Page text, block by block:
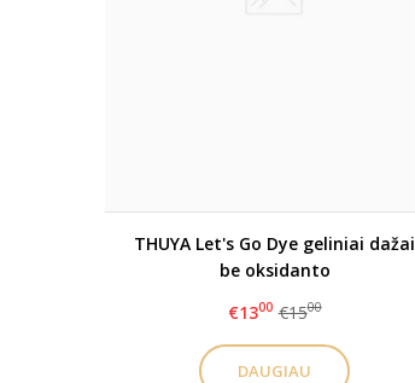
THUYA Let's Go Dye geliniai dažai
be oksidanto
€1300 €1500
DAUGIAU